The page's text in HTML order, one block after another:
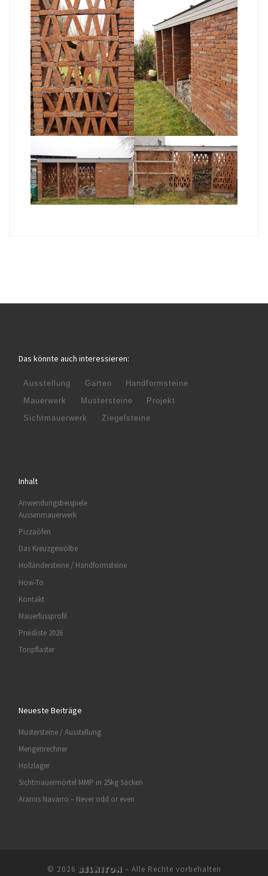
Das könnte auch interessieren:
Ausstellung Garten
Handformsteine
Mauerwerk
Mustersteine
Projekt
Sichtmauerwerk
Ziegelsteine
Inhalt
Anwendungsbeispiele
Aussenmauerwerk
Pizzaöfen
Das Kreuzgewölbe
Holländersteine / Handformsteine
How-To
Kontakt
Mauerfussprofil
Preisliste 2026
Tonpflaster
Neueste Beiträge
Mustersteine / Ausstellung
Mengenrechner
Holzlager
Sichtmauermörtel MMP in 25kg Säcken
Aramis Navarro – Never odd or even
© 2026 BELNITON – Alle Rechte vorbehalten